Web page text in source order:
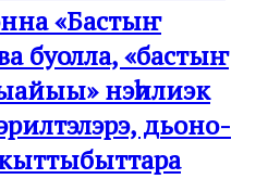
«Бастыҥ
буолла, «бастыҥ
нэһилиэк
дьоно-